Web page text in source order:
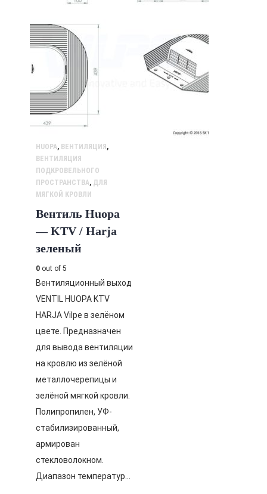
HUOPA, ВЕНТИЛЯЦИЯ,
ВЕНТИЛЯЦИЯ
ПОДКРОВЕЛЬНОГО
ПРОСТРАНСТВА, ДЛЯ
МЯГКОЙ КРОВЛИ
Вентиль Huopa
— KTV / Harja
зеленый
0 out of 5
Вентиляционный выход
VENTIL HUOPA KTV
HARJA Vilpe в зелёном
цвете. Предназначен
для вывода вентиляции
на кровлю из зелёной
металлочерепицы и
зелёной мягкой кровли.
Полипропилен, УФ-
стабилизированный,
армирован
стекловолокном.
Диапазон температур…